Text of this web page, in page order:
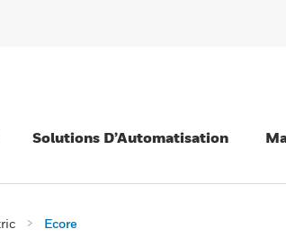
Solutions D’Automatisation
Ecore